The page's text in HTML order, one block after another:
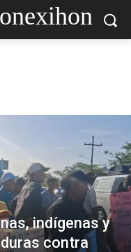
indígenas y
contra